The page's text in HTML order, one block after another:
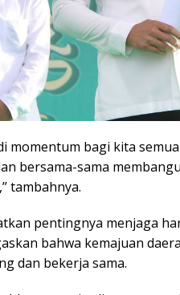
momentum bagi kita
bersama-sama
tambahnya.
pentingnya menjaga
bahwa kemajuan
dan bekerja sama.